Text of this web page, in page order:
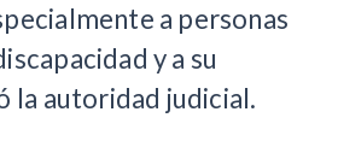
a personas
y a su
la autoridad judicial.